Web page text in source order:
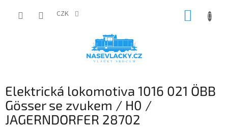
CZK
Elektrická lokomotiva 1016 021 ÖBB
Gösser se zvukem / H0 /
JAGERNDORFER 28702